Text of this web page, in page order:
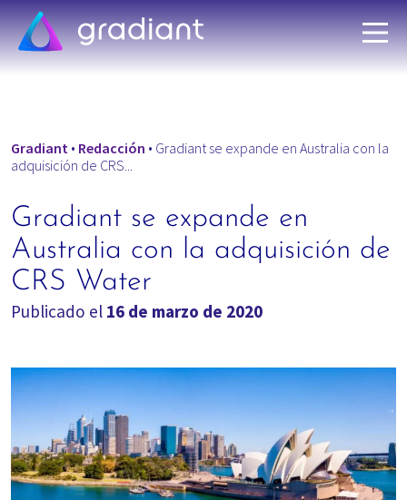
Gradiant • Redacción • Gradiant se expande en Australia con la
adquisición de CRS...
Gradiant se expande en
Australia con la adquisición de
CRS Water
Publicado el 16 de marzo de 2020